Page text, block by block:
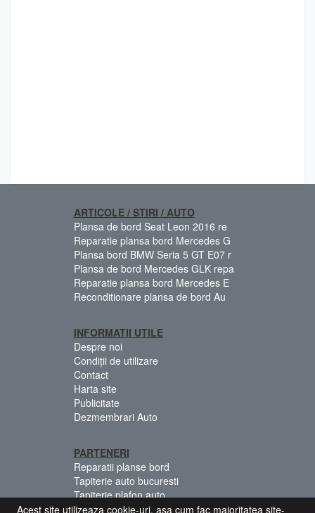
ARTICOLE / STIRI / AUTO
Plansa de bord Seat Leon 2016 re
Reparatie plansa bord Mercedes G
Plansa bord BMW Seria 5 GT E07 r
Plansa de bord Mercedes GLK repa
Reparatie plansa bord Mercedes E
Reconditionare plansa de bord Au
INFORMATII UTILE
Despre noi
Condiții de utilizare
Contact
Harta site
Publicitate
Dezmembrari Auto
PARTENERI
Reparatii planse bord
Tapiterie auto bucuresti
Tapiterie plafon auto
Centuri siguranta colorate
Acest site utilizeaza cookie-uri, asa cum fac majoritatea site-